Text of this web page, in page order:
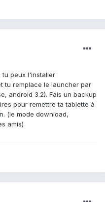
tu peux l'installer
tu remplace le launcher par
android 3.2). Fais un backup
pour remettre ta tablette à
(le mode download,
amis)